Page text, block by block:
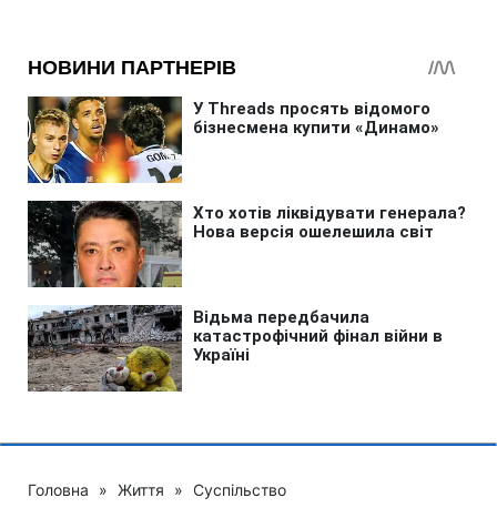
Головна » Життя » Суспільство